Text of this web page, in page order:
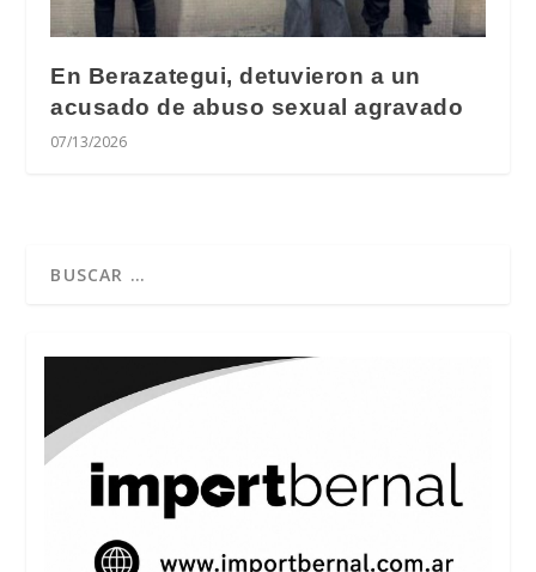
En Berazategui, detuvieron a un
acusado de abuso sexual agravado
07/13/2026